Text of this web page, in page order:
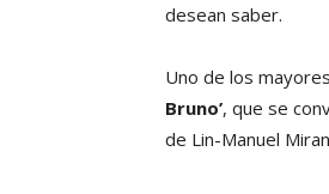
desean saber.
Uno de los
Bruno’, que se
de Lin-Manuel